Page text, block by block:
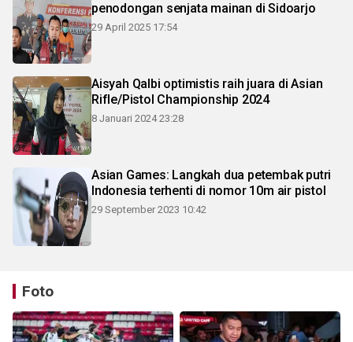
penodongan senjata mainan di Sidoarjo
29 April 2025 17:54
Aisyah Qalbi optimistis raih juara di Asian
Rifle/Pistol Championship 2024
8 Januari 2024 23:28
Asian Games: Langkah dua petembak putri
Indonesia terhenti di nomor 10m air pistol
29 September 2023 10:42
Foto